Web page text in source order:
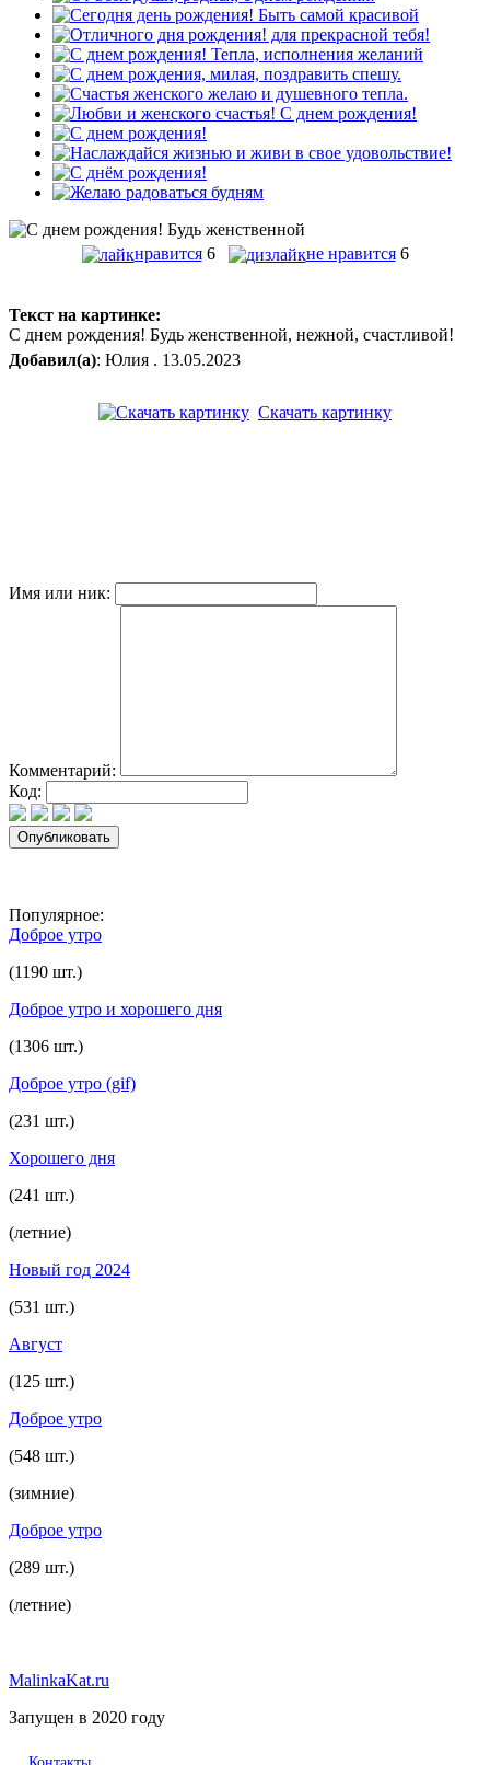
нравится 6 не нравится 6
Текст на картинке:
С днем рождения! Будь женственной, нежной, счастливой!
Добавил(а): Юлия . 13.05.2023
Скачать картинку
Имя или ник:
Комментарий:
Код:
Популярное:
Доброе утро
(1190 шт.)
Доброе утро и хорошего дня
(1306 шт.)
Доброе утро (gif)
(231 шт.)
Хорошего дня
(241 шт.)
(летние)
Новый год 2024
(531 шт.)
Август
(125 шт.)
Доброе утро
(548 шт.)
(зимние)
Доброе утро
(289 шт.)
(летние)
MalinkaKat.ru
Запущен в 2020 году